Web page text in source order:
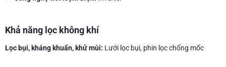
Khả năng lọc không khí
Lọc bụi, kháng khuẩn, khử mùi: Lưới lọc bụi, phin lọc chống mốc